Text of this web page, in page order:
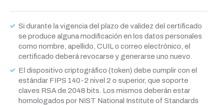
Si durante la vigencia del plazo de validez del certificado
se produce alguna modificación en los datos personales
como nombre, apellido, CUIL o correo electrónico, el
certificado deberá revocarse y generarse uno nuevo.
El dispositivo criptográfico (token) debe cumplir con el
estándar FIPS 140-2 nivel 2 o superior, que soporte
claves RSA de 2048 bits. Los mismos deberán estar
homologados por NIST National Institute of Standards